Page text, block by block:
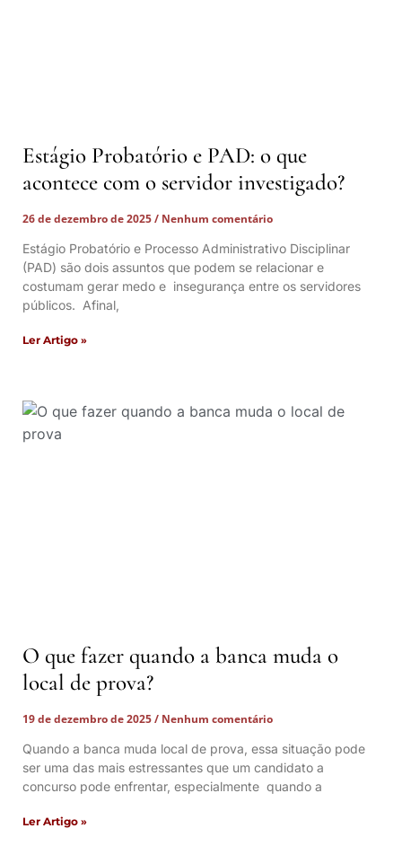
Estágio Probatório e PAD: o que
acontece com o servidor investigado?
26 de dezembro de 2025
Nenhum comentário
Estágio Probatório e Processo Administrativo Disciplinar
(PAD) são dois assuntos que podem se relacionar e
costumam gerar medo e insegurança entre os servidores
públicos. Afinal,
Ler Artigo »
O que fazer quando a banca muda o
local de prova?
19 de dezembro de 2025
Nenhum comentário
Quando a banca muda local de prova, essa situação pode
ser uma das mais estressantes que um candidato a
concurso pode enfrentar, especialmente quando a
Ler Artigo »